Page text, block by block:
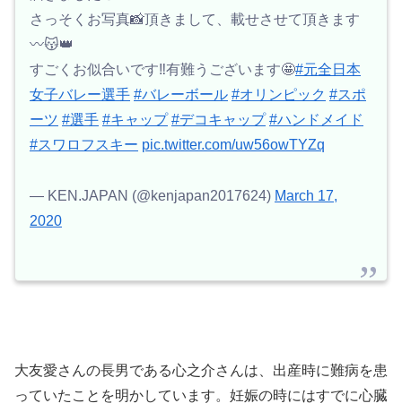
さっそくお写真📸頂きまして、載せさせて頂きます
〰️😽👑
すごくお似合いです‼️有難うございます🤩#元全日本
女子バレー選手 #バレーボール #オリンピック #スポ
ーツ #選手 #キャップ #デコキャップ #ハンドメイド
#スワロフスキー pic.twitter.com/uw56owTYZq
— KEN.JAPAN (@kenjapan2017624) March 17,
2020
大友愛さんの長男である心之介さんは、出産時に難病を患
っていたことを明かしています。妊娠の時にはすでに心臓